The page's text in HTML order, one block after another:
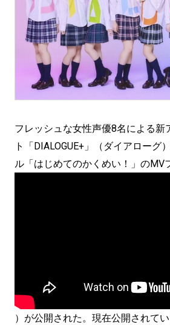
フレッシュな女性声優8名による新
ト「DIALOGUE+」（ダイアローグ
ル「はじめてのかくめい！」のMV
）が公開された。現在公開されて